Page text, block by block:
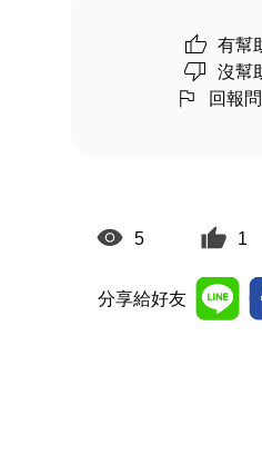
有幫
沒幫
回報
5 1
分享給好友